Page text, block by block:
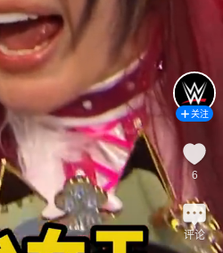
关注
6
评论